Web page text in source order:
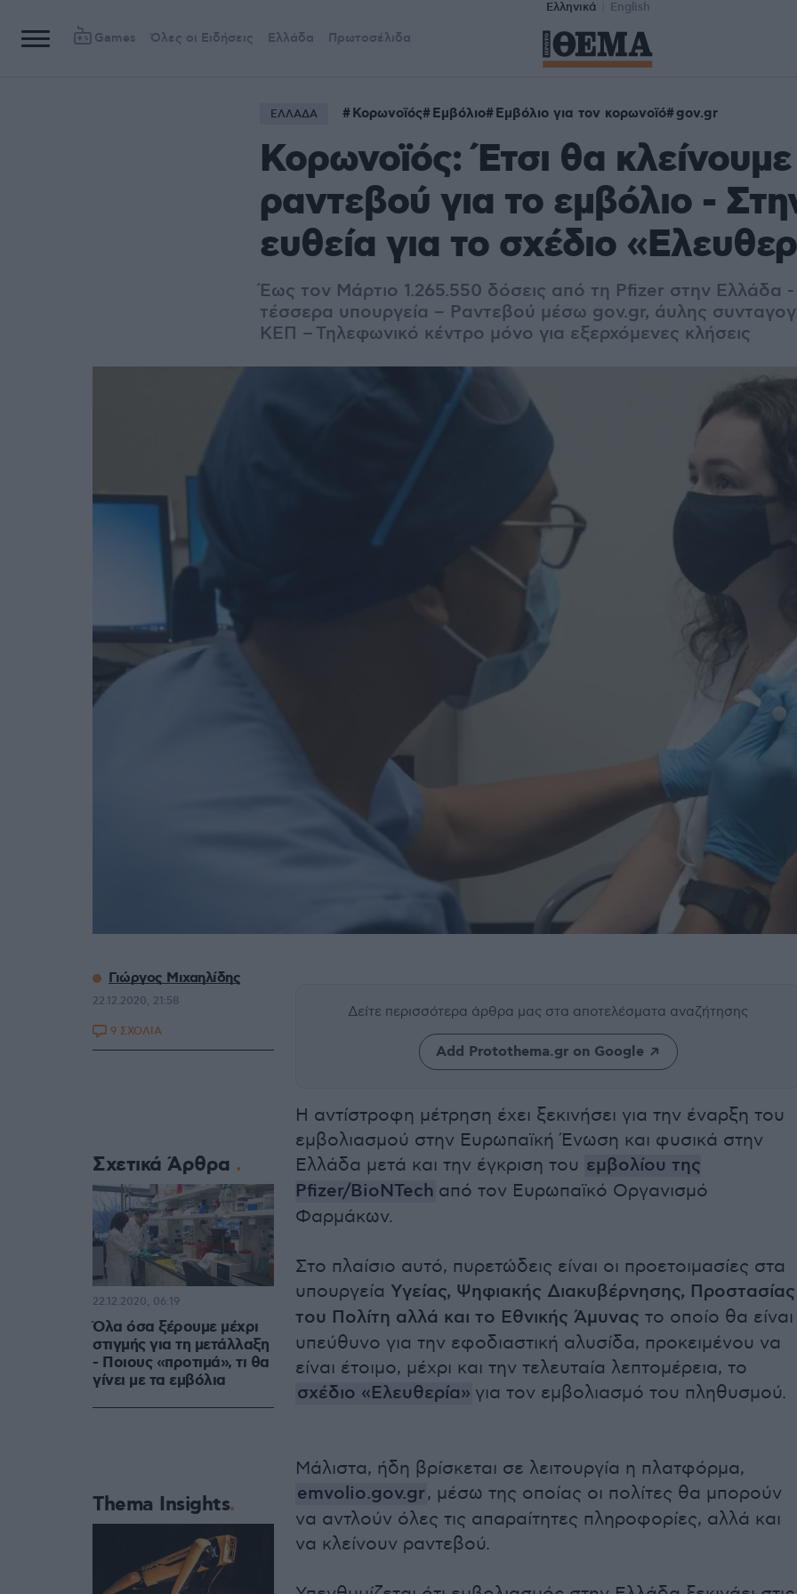
Ελληνικά English
Games Όλες οι Ειδήσεις Ελλάδα Πρωτοσέλιδα
ΕΛΛΑΔΑ Κορωνοϊός Εμβόλιο Εμβόλιο για τον κορωνοϊό gov.gr
Κορωνοϊός: Έτσι θα κλείνουμε
ραντεβού για το εμβόλιο -
ευθεία για το σχέδιο
Έως τον Μάρτιο 1.265.550 δόσεις από τη Pfizer στην Ελλάδα -
τέσσερα υπουργεία – Ραντεβού μέσω gov.gr, άυλης
ΚΕΠ – Τηλεφωνικό κέντρο μόνο για εξερχόμενες κλήσεις
Δείτε περισσότερα άρθρα μας στα αποτελέσματα αναζήτησης
Add Protothema.gr on Google
Η αντίστροφη μέτρηση έχει ξεκινήσει για την έναρξη του
εμβολιασμού στην Ευρωπαϊκή Ένωση και φυσικά στην
Ελλάδα μετά και την έγκριση του εμβολίου της
Pfizer/BioNTech από τον Ευρωπαϊκό Οργανισμό
Φαρμάκων.
Στο πλαίσιο αυτό, πυρετώδεις είναι οι προετοιμασίες στα
υπουργεία Υγείας, Ψηφιακής Διακυβέρνησης, Προστασίας
του Πολίτη αλλά και το Εθνικής Άμυνας το οποίο θα είναι
υπεύθυνο για την εφοδιαστική αλυσίδα, προκειμένου να
είναι έτοιμο, μέχρι και την τελευταία λεπτομέρεια, το
σχέδιο «Ελευθερία» για τον εμβολιασμό του πληθυσμού.
Μάλιστα, ήδη βρίσκεται σε λειτουργία η πλατφόρμα,
emvolio.gov.gr, μέσω της οποίας οι πολίτες θα μπορούν
να αντλούν όλες τις απαραίτητες πληροφορίες, αλλά και
να κλείνουν ραντεβού.
Γιώργος Μιχαηλίδης
22.12.2020, 21:58
9 ΣΧΟΛΙΑ
Σχετικά Άρθρα
Όλα όσα ξέρουμε μέχρι
στιγμής για τη μετάλλαξη
- Ποιους «προτιμά», τι θα
γίνει με τα εμβόλια
22.12.2020, 06:19
Thema Insights